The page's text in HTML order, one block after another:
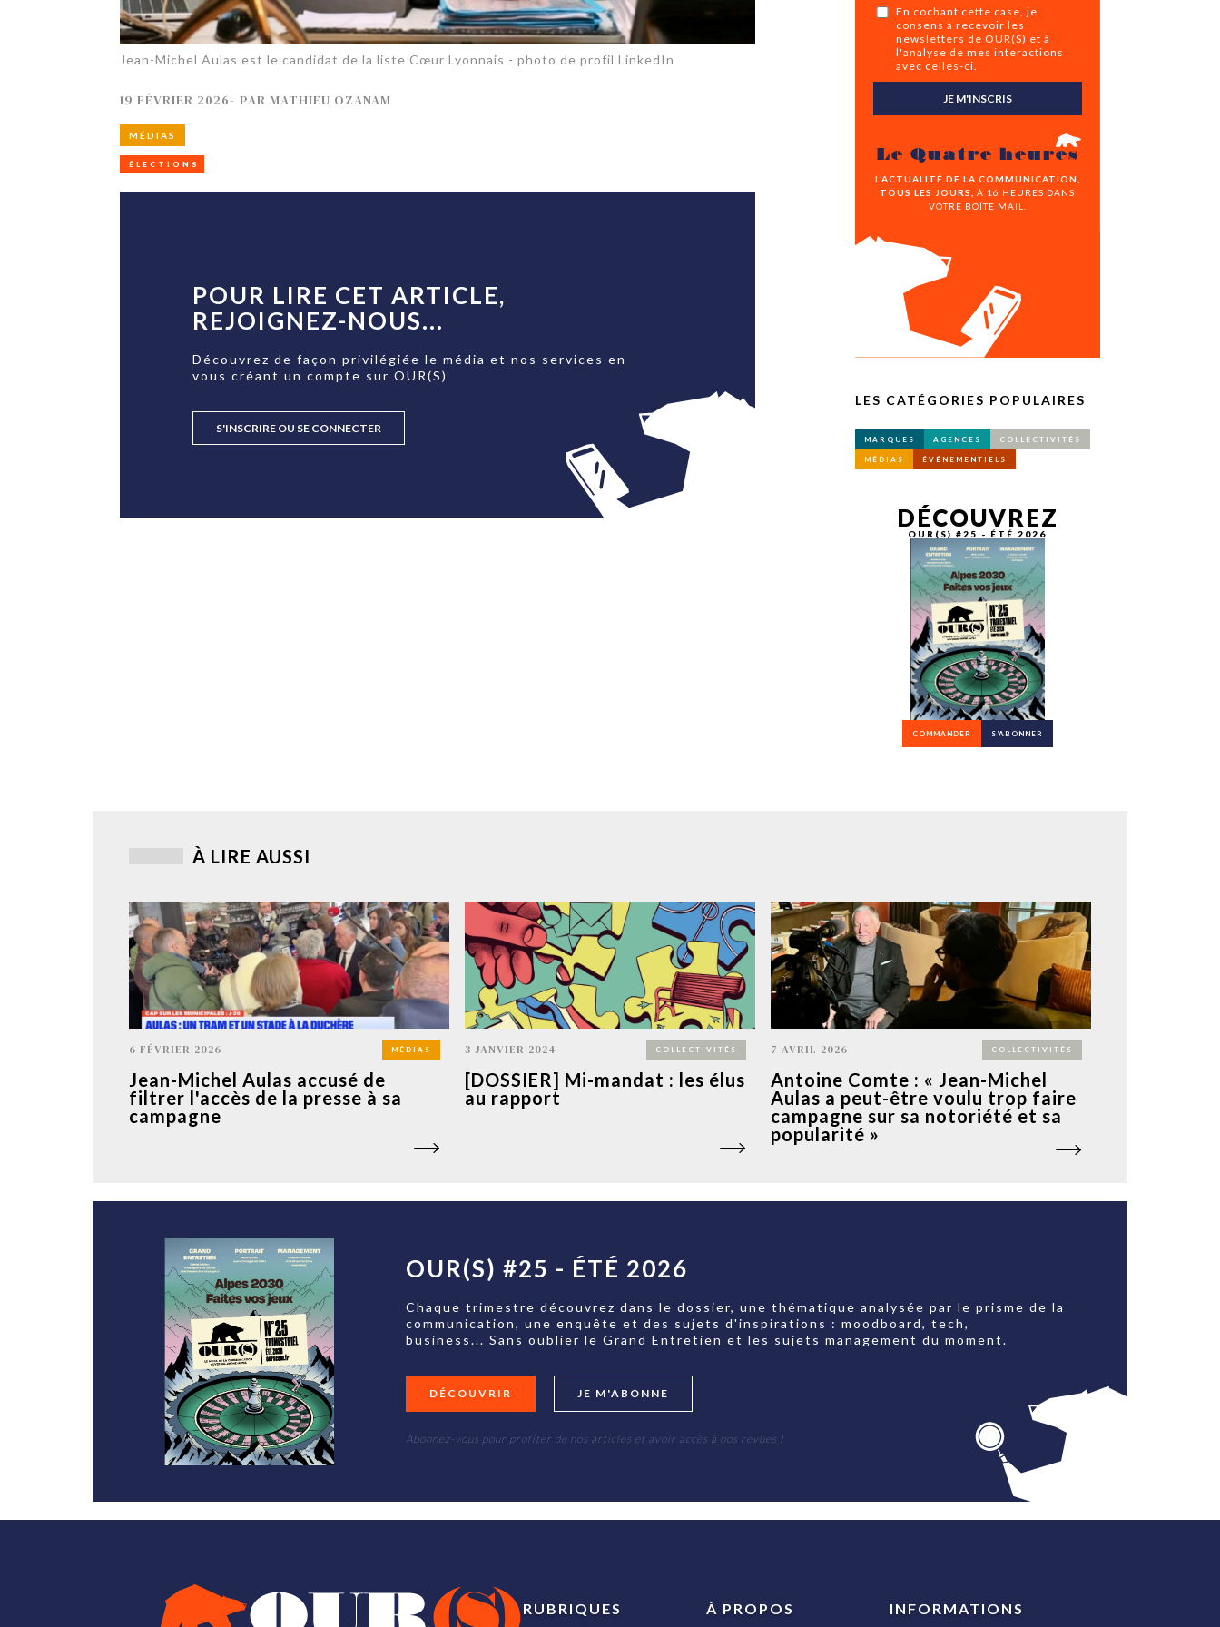
Jean-Michel Aulas est le candidat de la liste Cœur Lyonnais - photo de profil LinkedIn
19 FÉVRIER 2026- PARMATHIEU OZANAM
MÉDIAS
ÉLECTIONS
POUR LIRE CET ARTICLE,
REJOIGNEZ-NOUS...
Découvrez de façon privilégiée le média et nos services en
vous créant un compte sur OUR(S)
S'INSCRIRE OU SE CONNECTER
En cochant cette case, je
consens à recevoir les
newsletters de OUR(S) et à
l'analyse de mes interactions
avec celles-ci.
JE M'INSCRIS
Le Quatre heures
L’ACTUALITÉ DE LA COMMUNICATION,
TOUS LES JOURS,
À 16 HEURES DANS
VOTRE BOÎTE MAIL.
LES CATÉGORIES POPULAIRES
MARQUES AGENCES COLLECTIVITÉS
MÉDIAS ÉVÉNEMENTIELS
DÉCOUVREZ
OUR(S) #25 - ÉTÉ 2026
COMMANDER S’ABONNER
À LIRE AUSSI
6 FÉVRIER 2026 MÉDIAS
Jean-Michel Aulas accusé de
filtrer l'accès de la presse à sa
campagne
3 JANVIER 2024 COLLECTIVITÉS
[DOSSIER] Mi-mandat : les élus
au rapport
7 AVRIL 2026 COLLECTIVITÉS
Antoine Comte : « Jean-Michel
Aulas a peut-être voulu trop faire
campagne sur sa notoriété et sa
popularité »
OUR(S) #25 - ÉTÉ 2026
Chaque trimestre découvrez dans le dossier, une thématique analysée par le prisme de la
communication, une enquête et des sujets d'inspirations : moodboard, tech,
business... Sans oublier le Grand Entretien et les sujets management du moment.
DÉCOUVRIR JE M'ABONNE
Abonnez-vous pour profiter de nos articles et avoir accès à nos revues !
RUBRIQUES À PROPOS INFORMATIONS